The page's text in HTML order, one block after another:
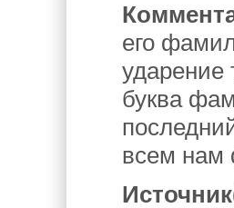
его
ударение
буква
всем нам